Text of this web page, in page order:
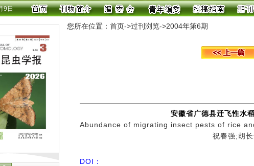
9日
您所在位置： 首页->过刊浏览->2004年第6期
安徽省广德县迁飞性水
Abundance of migrating insect pests of rice
祝春强;胡
DOI：